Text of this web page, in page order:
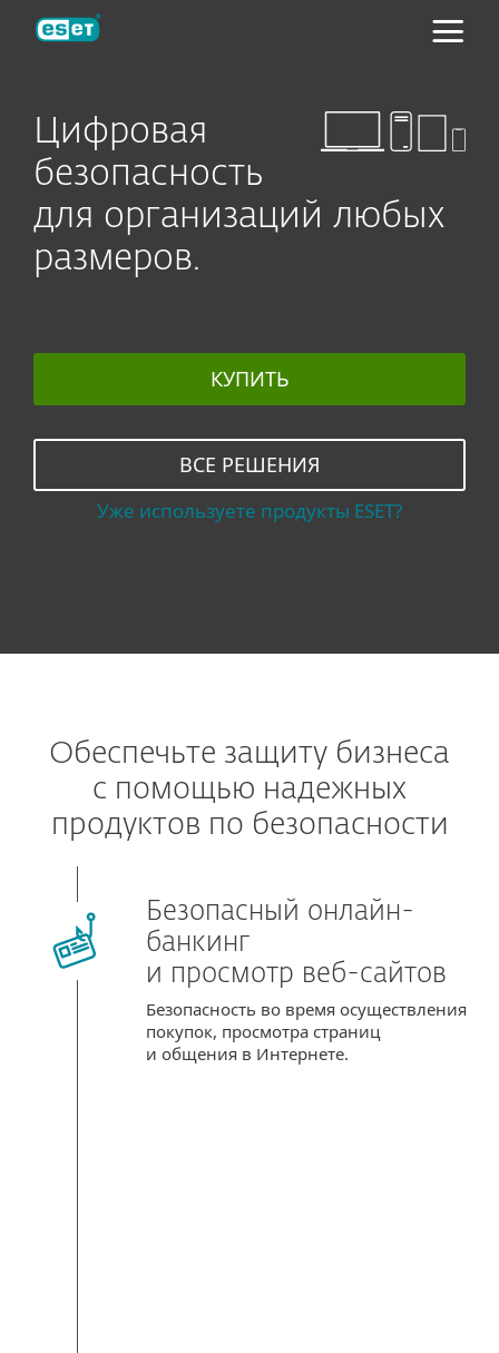
Цифровая
безопасность
для организаций любых
размеров.
КУПИТЬ
ВСЕ РЕШЕНИЯ
Уже используете продукты ESET?
Обеспечьте защиту бизнеса
с помощью надежных
продуктов по безопасности
Безопасный онлайн-
банкинг
и просмотр веб-сайтов
Безопасность во время осуществления
покупок, просмотра страниц
и общения в Интернете.
ESET